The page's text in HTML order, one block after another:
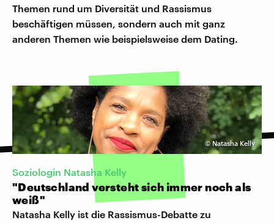
Themen rund um Diversität und Rassismus
beschäftigen müssen, sondern auch mit ganz
anderen Themen wie beispielsweise dem Dating.
© Natasha Kelly
Soziologin Natasha Kelly
"Deutschland versteht sich immer noch als
weiß"
Natasha Kelly ist die Rassismus-Debatte zu